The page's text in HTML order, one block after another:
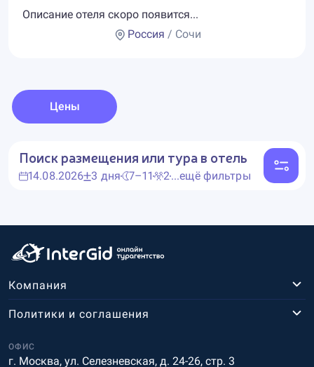
Описание отеля скоро появится...
Россия / Сочи
Цены
Поиск размещения или тура в отель
14.08.2026 3 дня 7–11 2...ещё фильтры
Компания
ОФИС
г. Москва, ул. Селезневская, д. 24-26, стр. 3
Политики и соглашения